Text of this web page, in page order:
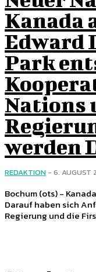
Kanada
Edward
Park
Nations
werden
REDAKTION - 6. AUGUST
Bochum (ots) - Kanada bekommt einen neuen Nationalpark!
Darauf haben sich
Regierung und die